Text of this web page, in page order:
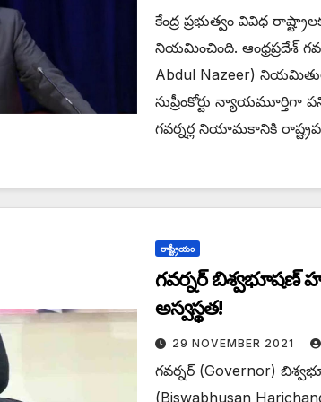
కేంద్ర ప్రభుత్వం వివిధ
నియమించింది. ఆంధ్రప్రదేశ్‌
Abdul Nazeer)
సుప్రీంకోర్టు న్యాయమూర్తిగా
గవర్నర్ల నియామకానికి
రాష్ట్రీయం
గవర్నర్ బిశ్వభూషణ్
అస్వస్థత!
29 NOVEMBER 2021
గవర్నర్ (Governor)
(Biswabhusan